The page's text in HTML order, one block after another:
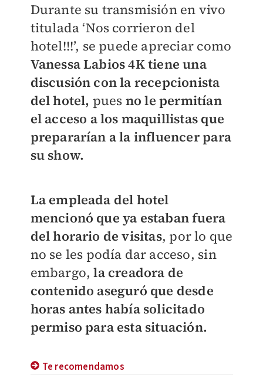
Durante su transmisión en vivo
titulada ‘Nos corrieron del
hotel!!!’, se puede apreciar como
Vanessa Labios 4K tiene una
discusión con la recepcionista
del hotel, pues no le permitían
el acceso a los maquillistas que
prepararían a la influencer para
su show.
La empleada del hotel
mencionó que ya estaban fuera
del horario de visitas, por lo que
no se les podía dar acceso, sin
embargo, la creadora de
contenido aseguró que desde
horas antes había solicitado
permiso para esta situación.
Te recomendamos